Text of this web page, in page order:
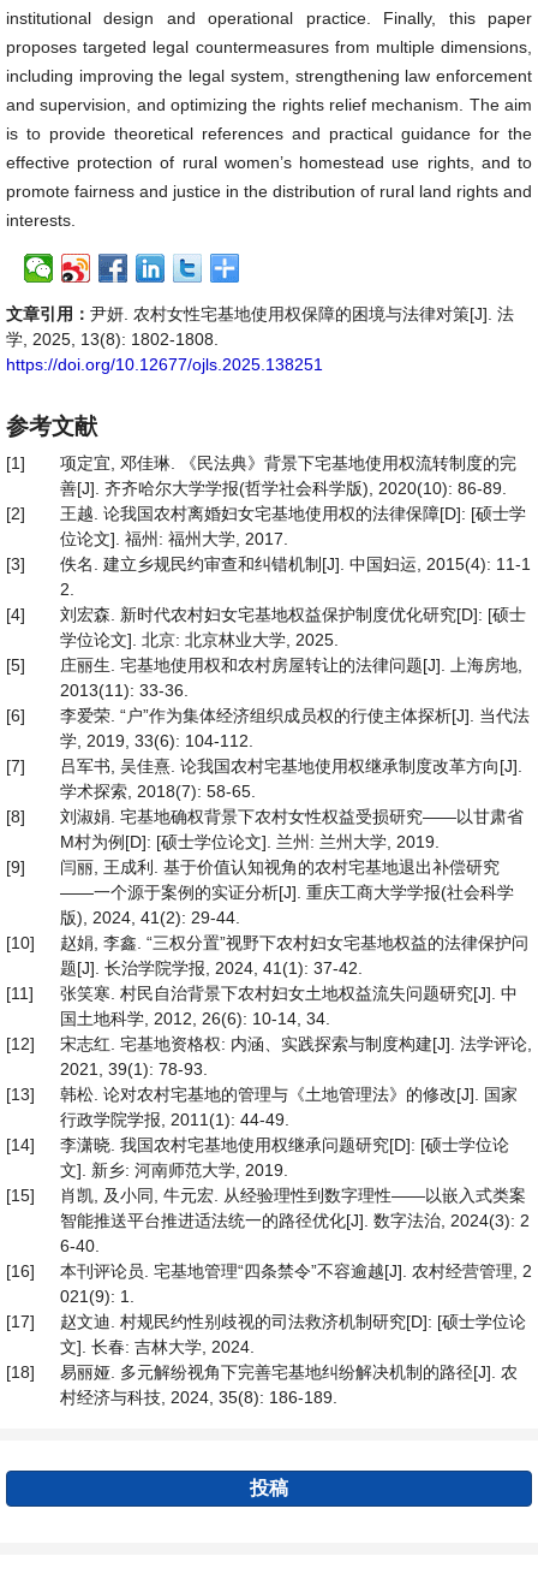
institutional design and operational practice. Finally, this paper
proposes targeted legal countermeasures from multiple dimensions,
including improving the legal system, strengthening law enforcement
and supervision, and optimizing the rights relief mechanism. The aim
is to provide theoretical references and practical guidance for the
effective protection of rural women’s homestead use rights, and to
promote fairness and justice in the distribution of rural land rights and
interests.
文章引用： 尹妍. 农村女性宅基地使用权保障的困境与法律对策[J]. 法
学, 2025, 13(8): 1802-1808.
https://doi.org/10.12677/ojls.2025.138251
参考文献
[1]
项定宜, 邓佳琳. 《民法典》背景下宅基地使用权流转制度的完
善[J]. 齐齐哈尔大学学报(哲学社会科学版), 2020(10): 86-89.
[2]
王越. 论我国农村离婚妇女宅基地使用权的法律保障[D]: [硕士学
位论文]. 福州: 福州大学, 2017.
[3]
佚名. 建立乡规民约审查和纠错机制[J]. 中国妇运, 2015(4): 11-1
2.
[4]
刘宏森. 新时代农村妇女宅基地权益保护制度优化研究[D]: [硕士
学位论文]. 北京: 北京林业大学, 2025.
[5]
庄丽生. 宅基地使用权和农村房屋转让的法律问题[J]. 上海房地,
2013(11): 33-36.
[6]
李爱荣. “户”作为集体经济组织成员权的行使主体探析[J]. 当代法
学, 2019, 33(6): 104-112.
[7]
吕军书, 吴佳熹. 论我国农村宅基地使用权继承制度改革方向[J].
学术探索, 2018(7): 58-65.
[8]
刘淑娟. 宅基地确权背景下农村女性权益受损研究——以甘肃省
M村为例[D]: [硕士学位论文]. 兰州: 兰州大学, 2019.
[9]
闫丽, 王成利. 基于价值认知视角的农村宅基地退出补偿研究
——一个源于案例的实证分析[J]. 重庆工商大学学报(社会科学
版), 2024, 41(2): 29-44.
[10]
赵娟, 李鑫. “三权分置”视野下农村妇女宅基地权益的法律保护问
题[J]. 长治学院学报, 2024, 41(1): 37-42.
[11]
张笑寒. 村民自治背景下农村妇女土地权益流失问题研究[J]. 中
国土地科学, 2012, 26(6): 10-14, 34.
[12]
宋志红. 宅基地资格权: 内涵、实践探索与制度构建[J]. 法学评论,
2021, 39(1): 78-93.
[13]
韩松. 论对农村宅基地的管理与《土地管理法》的修改[J]. 国家
行政学院学报, 2011(1): 44-49.
[14]
李潇晓. 我国农村宅基地使用权继承问题研究[D]: [硕士学位论
文]. 新乡: 河南师范大学, 2019.
[15]
肖凯, 及小同, 牛元宏. 从经验理性到数字理性——以嵌入式类案
智能推送平台推进适法统一的路径优化[J]. 数字法治, 2024(3): 2
6-40.
[16]
本刊评论员. 宅基地管理“四条禁令”不容逾越[J]. 农村经营管理, 2
021(9): 1.
[17]
赵文迪. 村规民约性别歧视的司法救济机制研究[D]: [硕士学位论
文]. 长春: 吉林大学, 2024.
[18]
易丽娅. 多元解纷视角下完善宅基地纠纷解决机制的路径[J]. 农
村经济与科技, 2024, 35(8): 186-189.
投稿